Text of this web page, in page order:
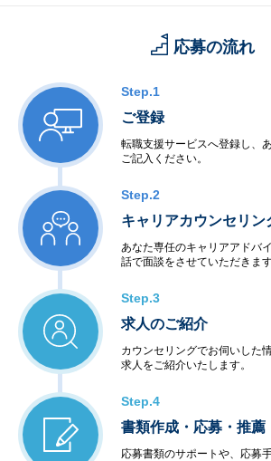
：残業平均15.8時間、有給取得率90.0%、育
0％、復職率89％※男性も育児休暇取得実績が
応募の流れ
Step.1
ご登録
転職支援サービスへ登録し、
ご記入ください。
Step.2
キャリアカウンセリン
あなた専任のキャリアアドバ
話で面談をさせていただきます
Step.3
求人のご紹介
カウンセリングでお伺いした
求人をご紹介いたします。
Step.4
書類作成・応募・推薦
応募書類のサポートや、応募